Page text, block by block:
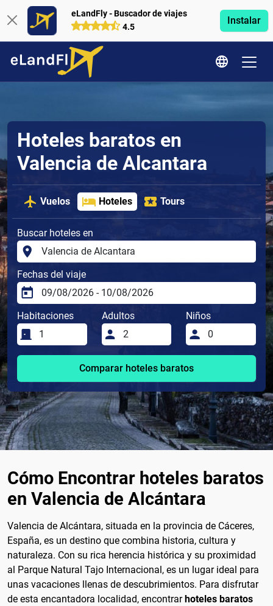
eLandFly - Buscador de viajes
4.5
Instalar
Hoteles baratos en
Valencia de Alcantara
Vuelos Hoteles Tours
Buscar hoteles en
Fechas del viaje
Habitaciones Adultos Niños
Comparar hoteles baratos
Cómo Encontrar hoteles baratos
en Valencia de Alcántara
Valencia de Alcántara, situada en la provincia de Cáceres,
España, es un destino que combina historia, cultura y
naturaleza. Con su rica herencia histórica y su proximidad
al Parque Natural Tajo Internacional, es un lugar ideal para
unas vacaciones llenas de descubrimientos. Para disfrutar
de esta encantadora localidad, encontrar hoteles baratos